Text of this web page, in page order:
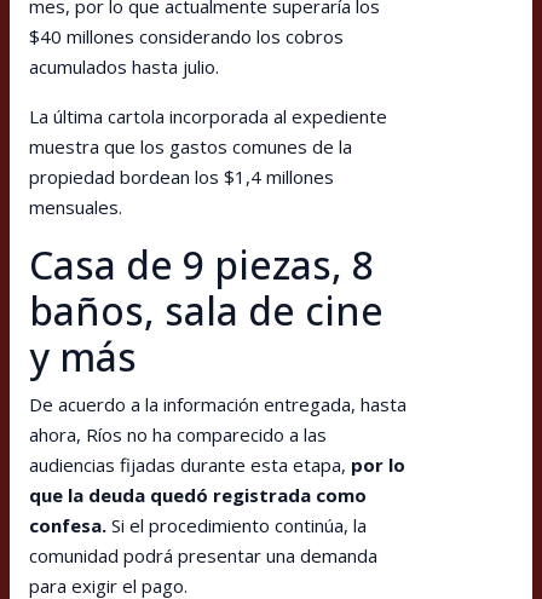
mes, por lo que actualmente superaría los
$40 millones considerando los cobros
acumulados hasta julio.
La última cartola incorporada al expediente
muestra que los gastos comunes de la
propiedad bordean los $1,4 millones
mensuales.
Casa de 9 piezas, 8
baños, sala de cine
y más
De acuerdo a la información entregada, hasta
ahora, Ríos no ha comparecido a las
audiencias fijadas durante esta etapa, por lo
que la deuda quedó registrada como
confesa. Si el procedimiento continúa, la
comunidad podrá presentar una demanda
para exigir el pago.